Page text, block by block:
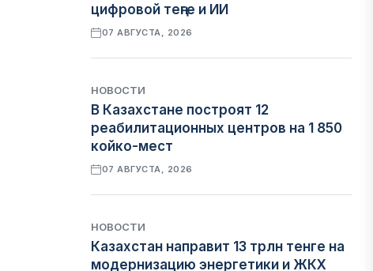
цифровой теңге и ИИ
07 АВГУСТА, 2026
НОВОСТИ
В Казахстане построят 12
реабилитационных центров на 1 850
койко-мест
07 АВГУСТА, 2026
НОВОСТИ
Казахстан направит 13 трлн тенге на
модернизацию энергетики и ЖКХ